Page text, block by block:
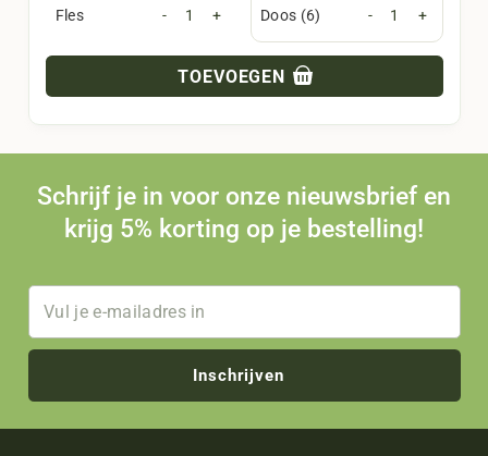
Fles - + Doos (6) - +
TOEVOEGEN
Schrijf je in voor onze nieuwsbrief en
krijg 5% korting op je bestelling!
Inschrijven